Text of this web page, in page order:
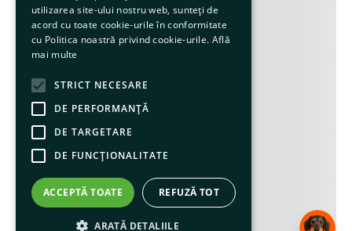
utilizarea site-ului nostru web, sunteți de
acord cu toate cookie-urile în conformitate
cu Politica noastră privind cookie-urile. Află
mai multe
STRICT NECESARE
DE PERFORMANȚĂ
DE TARGETARE
DE FUNCŢIONALITATE
ACCEPTĂ TOATE REFUZĂ TOT
ARATĂ DETALIILE